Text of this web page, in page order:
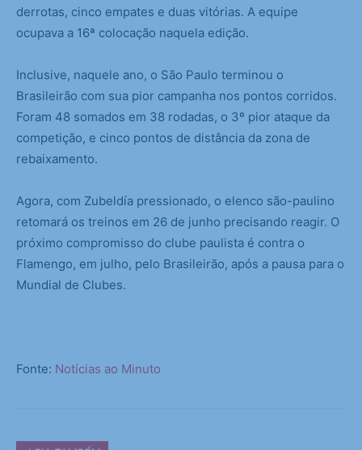
derrotas, cinco empates e duas vitórias. A equipe
ocupava a 16ª colocação naquela edição.
Inclusive, naquele ano, o São Paulo terminou o
Brasileirão com sua pior campanha nos pontos corridos.
Foram 48 somados em 38 rodadas, o 3º pior ataque da
competição, e cinco pontos de distância da zona de
rebaixamento.
Agora, com Zubeldía pressionado, o elenco são-paulino
retomará os treinos em 26 de junho precisando reagir. O
próximo compromisso do clube paulista é contra o
Flamengo, em julho, pelo Brasileirão, após a pausa para o
Mundial de Clubes.
Fonte: Notícias ao Minuto